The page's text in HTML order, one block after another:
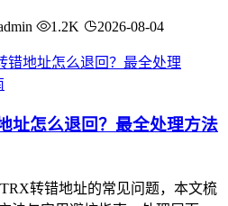
1.2K 2026-08-04
址怎么退回？最全处理方法
转错地址的常见问题，本文梳